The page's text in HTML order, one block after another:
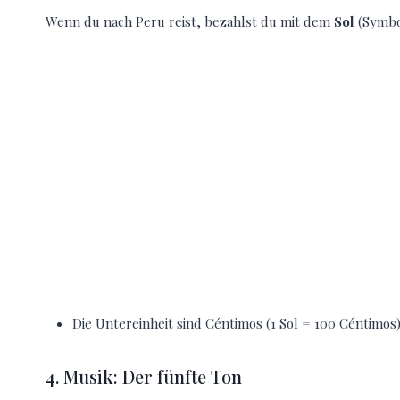
Wenn du nach Peru reist, bezahlst du mit dem Sol
Die Untereinheit sind Céntimos (1 Sol = 100
4. Musik: Der fünfte Ton